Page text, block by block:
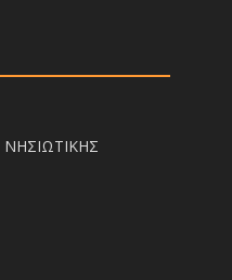
ΝΗΣΙΩΤΙΚΗΣ